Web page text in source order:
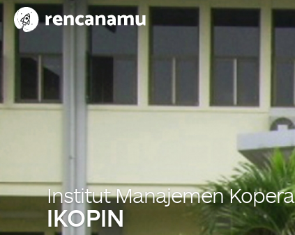
Institut Manajemen
IKOPIN